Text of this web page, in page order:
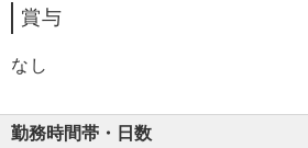
賞与
なし
勤務時間帯・日数